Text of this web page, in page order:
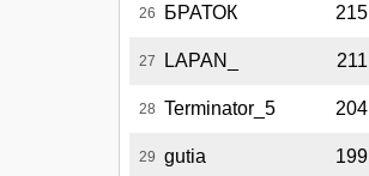
26 БРАТОК 215
27 LAPAN_ 211
28 Terminator_5 204
29 gutia 199